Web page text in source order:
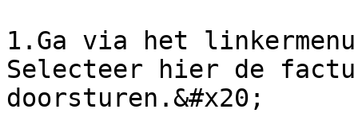
1.Ga via het
Selecteer hier de
doorsturen.&#x20;